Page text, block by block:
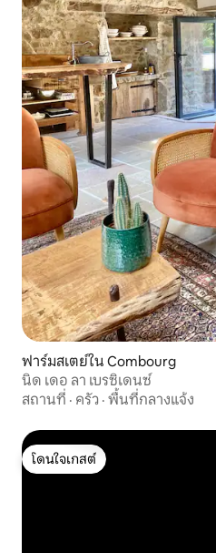
ฟาร์มสเตย์ใน Combourg
นิด เดอ ลา เบรซิเดนซ์
สถานที่ · ครัว · พื้นที่กลางแจ้ง
โดนใจเกสต์
โดนใจเกสต์